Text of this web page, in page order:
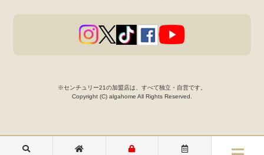
※センチュリー21の加盟店は、すべて独立・自営です。
Copyright (C) algahome All Rights Reserved.